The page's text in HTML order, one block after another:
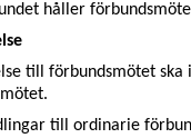
håller
till förbundsmötet
till ordinarie